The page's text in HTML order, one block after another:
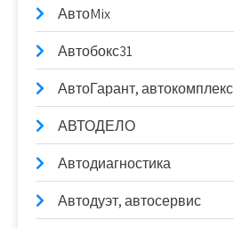
АвтоMix
Автобокс31
АвтоГарант, автокомплекс
АВТОДЕЛО
Автодиагностика
Автодуэт, автосервис